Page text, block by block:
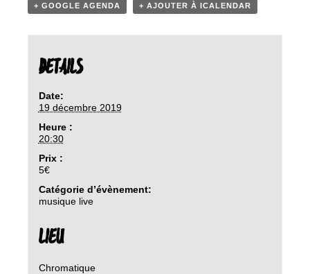
+ GOOGLE AGENDA + AJOUTER À ICALENDAR
DETAILS
Date:
19 décembre 2019
Heure :
20:30
Prix :
5€
Catégorie d’évènement:
musique live
LIEU
Chromatique